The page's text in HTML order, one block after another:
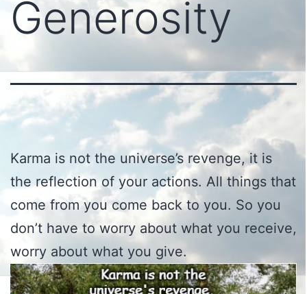
Generosity
Karma is not the universe’s revenge, it is
the reflection of your actions. All things that
come from you come back to you. So you
don’t have to worry about what you receive,
worry about what you give.